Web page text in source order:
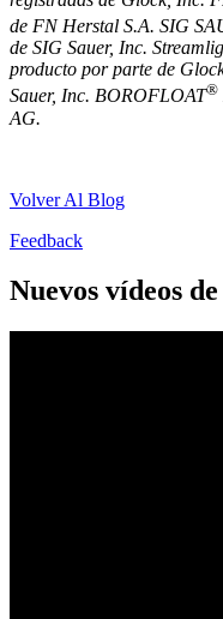
de FN Herstal S.A. SIG
de SIG Sauer, Inc.
producto por parte de
Sauer, Inc. BOROFLOAT®
AG.
Volver Al Blog
Feedback
Nuevos vídeos